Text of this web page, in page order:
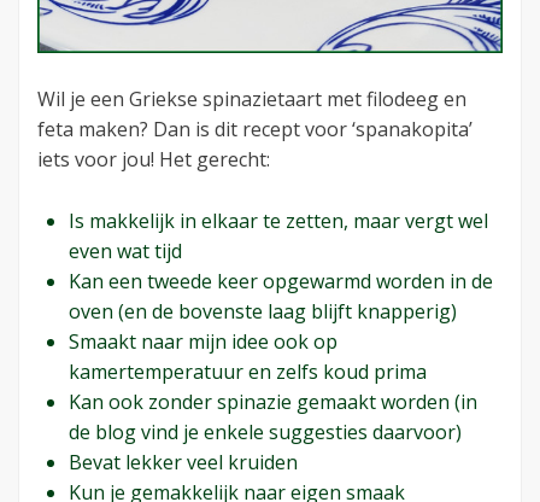
Wil je een Griekse spinazietaart met filodeeg en
feta maken? Dan is dit recept voor ‘spanakopita’
iets voor jou! Het gerecht:
Is makkelijk in elkaar te zetten, maar vergt wel
even wat tijd
Kan een tweede keer opgewarmd worden in de
oven (en de bovenste laag blijft knapperig)
Smaakt naar mijn idee ook op
kamertemperatuur en zelfs koud prima
Kan ook zonder spinazie gemaakt worden (in
de blog vind je enkele suggesties daarvoor)
Bevat lekker veel kruiden
Kun je gemakkelijk naar eigen smaak